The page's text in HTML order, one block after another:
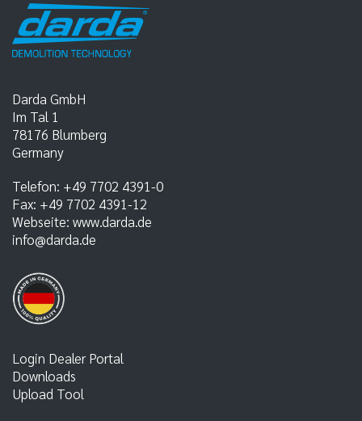
Darda GmbH
Im Tal 1
78176 Blumberg
Germany
Telefon: +49 7702 4391-0
Fax: +49 7702 4391-12
Webseite: www.darda.de
info@darda.de
Login Dealer Portal
Downloads
Upload Tool